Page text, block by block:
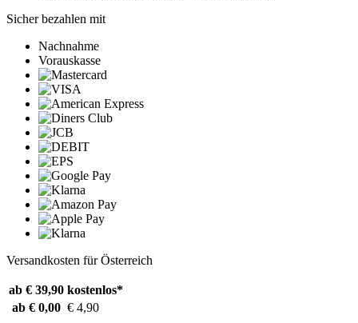
Sicher bezahlen mit
Nachnahme
Vorauskasse
Versandkosten für Österreich
ab € 39,90 kostenlos*
ab € 0,00 € 4,90